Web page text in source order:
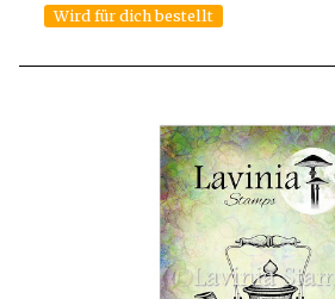
Wird für dich bestellt